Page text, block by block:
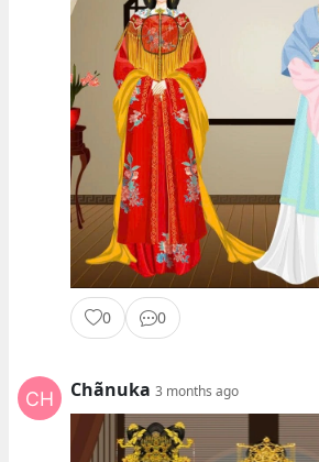
0 0
Chãnuka 3 months ago